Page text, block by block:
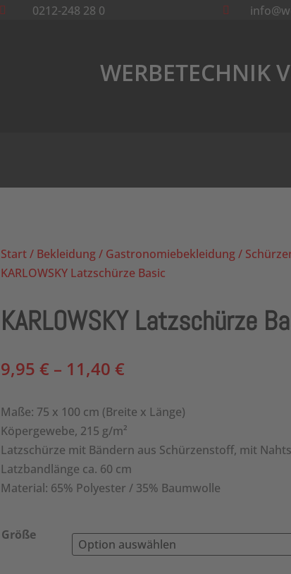
 0212-248 28 0 
WERBETECHNIK
Start/ Bekleidung/ Gastronomiebekleidung/
KARLOWSKY Latzschürze Basic
KARLOWSKY Latzschürze
9,95€ – 11,40€
bis
11,40 €
Maße: 75 x 100 cm (Breite x Länge)
Köpergewebe, 215 g/m²
Latzschürze mit Bändern aus Schürzenstoff, mit
Latzbandlänge ca. 60 cm
Material: 65% Polyester / 35% Baumwolle
Größe